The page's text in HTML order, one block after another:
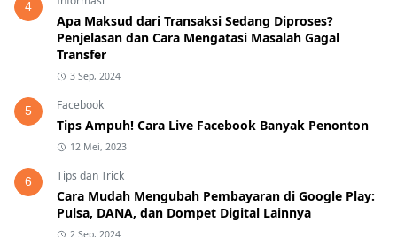
4
Apa Maksud dari Transaksi Sedang Diproses?
Penjelasan dan Cara Mengatasi Masalah Gagal
Transfer
3 Sep, 2024
5 Facebook
Tips Ampuh! Cara Live Facebook Banyak Penonton
12 Mei, 2023
6 Tips dan Trick
Cara Mudah Mengubah Pembayaran di Google Play:
Pulsa, DANA, dan Dompet Digital Lainnya
2 Sep, 2024